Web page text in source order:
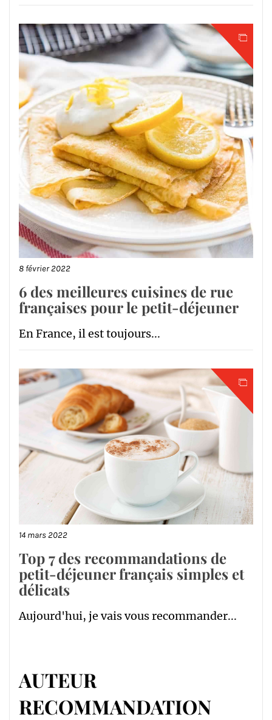
8 février 2022
6 des meilleures cuisines de rue
françaises pour le petit-déjeuner
En France, il est toujours...
14 mars 2022
Top 7 des recommandations de
petit-déjeuner français simples et
délicats
Aujourd'hui, je vais vous recommander...
AUTEUR
RECOMMANDATION